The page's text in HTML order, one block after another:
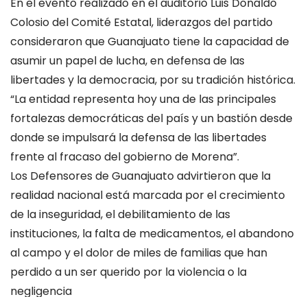
Colosio del Comité Estatal, liderazgos del partido
consideraron que Guanajuato tiene la capacidad de
asumir un papel de lucha, en defensa de las
libertades y la democracia, por su tradición histórica.
“La entidad representa hoy una de las principales
fortalezas democráticas del país y un bastión desde
donde se impulsará la defensa de las libertades
frente al fracaso del gobierno de Morena”.
Los Defensores de Guanajuato advirtieron que la
realidad nacional está marcada por el crecimiento
de la inseguridad, el debilitamiento de las
instituciones, la falta de medicamentos, el abandono
al campo y el dolor de miles de familias que han
perdido a un ser querido por la violencia o la
negligencia